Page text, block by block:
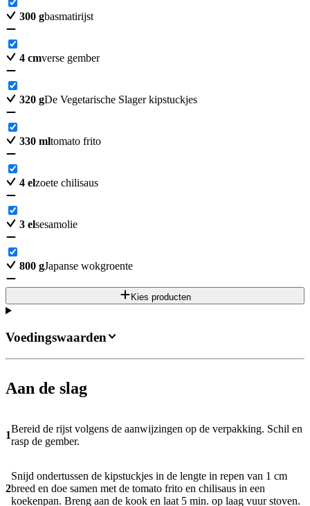
300 gbasmatirijst
4 cmverse gember
320 gDe Vegetarische Slager kipstuckjes
330 mltomato frito
4 elzoete chilisaus
3 elsesamolie
800 gJapanse wokgroente
Kies producten
Aan de slag
1
Bereid de rijst volgens de aanwijzingen op de verpakking. Schil en
rasp de gember.
2
Snijd ondertussen de kipstuckjes in de lengte in repen van 1 cm
breed en doe samen met de tomato frito en chilisaus in een
koekenpan. Breng aan de kook en laat 5 min. op laag vuur stoven.
Voedingswaarden